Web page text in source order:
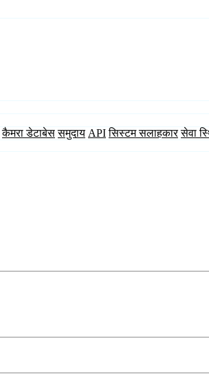
कैमरा डेटाबेस समुदाय API सिस्टम सलाहकार सेवा